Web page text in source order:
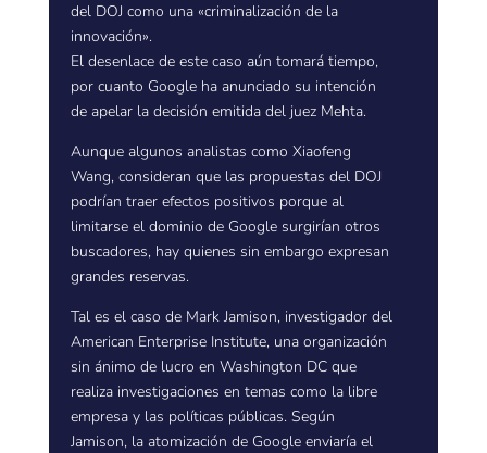
del DOJ como una «criminalización de la
innovación».
El desenlace de este caso aún tomará tiempo,
por cuanto Google ha anunciado su intención
de apelar la decisión emitida del juez Mehta.
Aunque algunos analistas como Xiaofeng
Wang, consideran que las propuestas del DOJ
podrían traer efectos positivos porque al
limitarse el dominio de Google surgirían otros
buscadores, hay quienes sin embargo expresan
grandes reservas.
Tal es el caso de Mark Jamison, investigador del
American Enterprise Institute, una organización
sin ánimo de lucro en Washington DC que
realiza investigaciones en temas como la libre
empresa y las políticas públicas. Según
Jamison, la atomización de Google enviaría el